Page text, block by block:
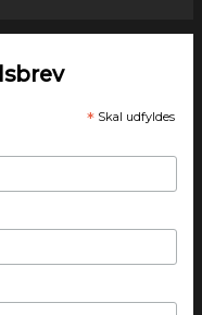
* Skal udfyldes